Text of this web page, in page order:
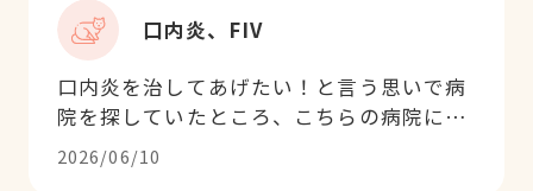
口内炎、FIV
口内炎を治してあげたい！と言う思いで病
院を探していたところ、こちらの病院に辿
り着きました。口内炎は治らない。対処療
法しか無い。を、変えて行ってれる熱い片
2026/06/10